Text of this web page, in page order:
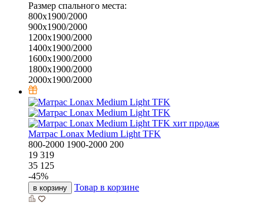
Размер спального места:
800х1900/2000
900х1900/2000
1200х1900/2000
1400х1900/2000
1600х1900/2000
1800х1900/2000
2000х1900/2000
хит продаж
Матрас Lonax Medium Light TFK
800-2000 1900-2000 200
19 319
35 125
-45%
в корзину Товар в корзине